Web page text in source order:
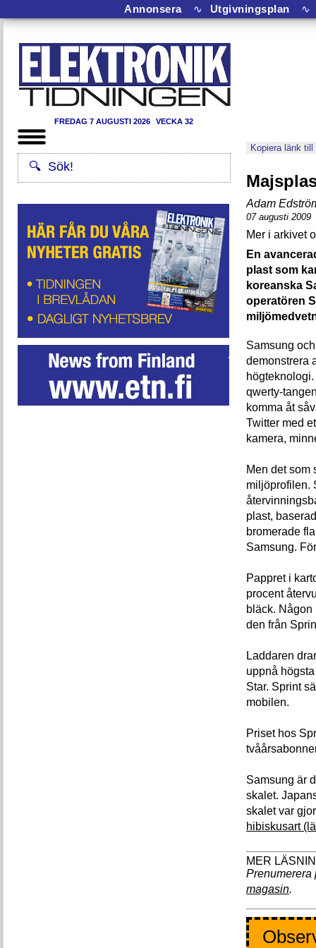
Annonsera ∿ Utgivningsplan ∿
FREDAG 7 AUGUSTI 2026 VECKA 32
Kopiera länk till
Adam
07 augusti 2009
En
plast som
koreanska
operatören
Samsung
demonstrera
qwerty-
komma åt
Twitter med
kamera,
Men det som
miljöprofilen.
plast,
bromerade
Samsung.
Pappret i
procent
bläck.
den från
Laddaren
uppnå
Star. Sprint
mobilen.
Priset hos
Samsung är
skalet.
skalet var
hibiskusart
Prenumerera
magasin.